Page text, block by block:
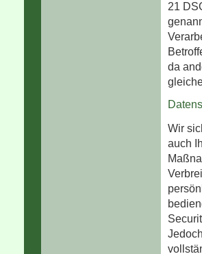
21
da
Wir
auch